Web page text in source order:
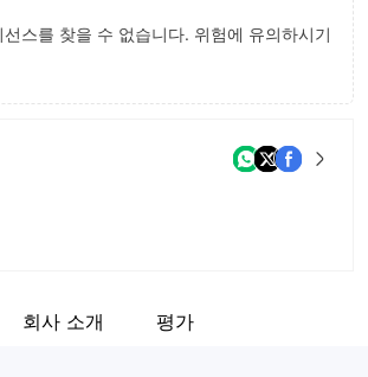
스를 찾을 수 없습니다. 위험에 유의하시기
회사 소개 평가